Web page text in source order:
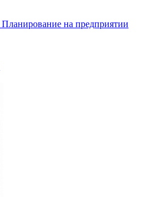
Планирование на предприятии